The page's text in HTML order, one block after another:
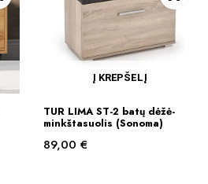
Į KREPŠELĮ
TUR LIMA ST-2 batų dėžė-
minkštasuolis (Sonoma)
89,00 €